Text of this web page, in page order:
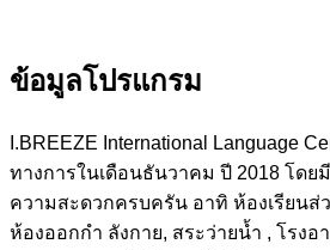
ข้อมูลโปรแกรม
I.BREEZE International Language
ทางการในเดือนธันวาคม ปี 2018 โดย
ความสะดวกครบครัน อาทิ ห้องเรียนส่
ห้องออกกำ ลังกาย, สระว่ายน้ำ , โรง